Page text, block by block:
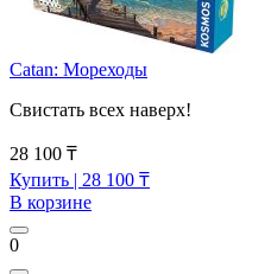
Catan: Мореходы
Свистать всех наверх!
28 100 ₸
Купить | 28 100 ₸
В корзине
0